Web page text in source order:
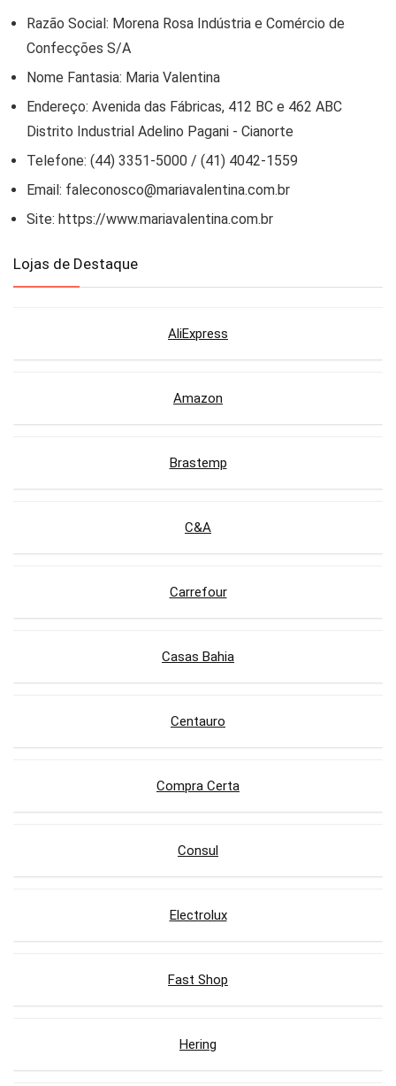
Razão Social: Morena Rosa Indústria e Comércio de
Confecções S/A
Nome Fantasia: Maria Valentina
Endereço: Avenida das Fábricas, 412 BC e 462 ABC
Distrito Industrial Adelino Pagani - Cianorte
Telefone: (44) 3351-5000 / (41) 4042-1559
Email: faleconosco@mariavalentina.com.br
Site: https://www.mariavalentina.com.br
Lojas de Destaque
AliExpress
Amazon
Brastemp
C&A
Carrefour
Casas Bahia
Centauro
Compra Certa
Consul
Electrolux
Fast Shop
Hering